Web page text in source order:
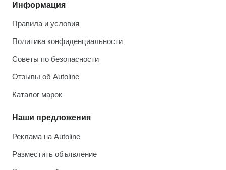
Информация
Правила и условия
Политика конфиденциальности
Советы по безопасности
Отзывы об Autoline
Каталог марок
Наши предложения
Реклама на Autoline
Разместить объявление